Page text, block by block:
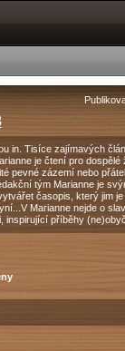
in. Tisíce zajímavých
je čtení pro
pevné zázemí nebo
tým Marianne je
časopis, který jim
Marianne nejde o
inspirující příběhy